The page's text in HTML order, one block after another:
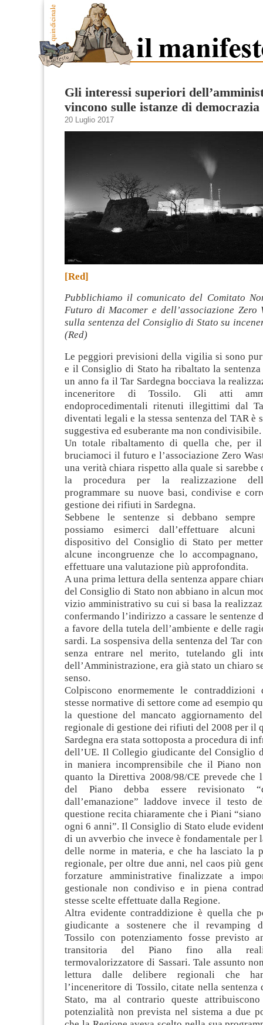
Gli interessi superiori
vincono sulle istanze di
20 Luglio 2017
[Red]
Pubblichiamo il comunicato del Comitato
Futuro di Macomer e dell’associazione Zero
sulla sentenza del Consiglio di Stato su
(Red)
Le peggiori previsioni della vigilia si sono
e il Consiglio di Stato ha ribaltato la
un anno fa il Tar Sardegna bocciava la
inceneritore di Tossilo. Gli atti
endoprocedimentali ritenuti illegittimi dal
diventati legali e la stessa sentenza del TAR è
suggestiva ed esuberante ma non condivisibile.
Un totale ribaltamento di quella che, per
bruciamoci il futuro e l’associazione Zero
una verità chiara rispetto alla quale si sarebbe
la procedura per la realizzazione
programmare su nuove basi, condivise e
gestione dei rifiuti in Sardegna.
Sebbene le sentenze si debbano sempre
possiamo esimerci dall’effettuare
dispositivo del Consiglio di Stato per
alcune incongruenze che lo
effettuare una valutazione più approfondita.
A una prima lettura della sentenza appare
del Consiglio di Stato non abbiano in alcun
vizio amministrativo su cui si basa la
confermando l’indirizzo a cassare le sentenze
a favore della tutela dell’ambiente e delle
sardi. La sospensiva della sentenza del Tar
senza entrare nel merito, tutelando gli
dell’Amministrazione, era già stato un chiaro
senso.
Colpiscono enormemente le
stesse normative di settore come ad esempio
la questione del mancato aggiornamento
regionale di gestione dei rifiuti del 2008 per il
Sardegna era stata sottoposta a procedura di
dell’UE. Il Collegio giudicante del Consiglio
in maniera incomprensibile che il Piano
quanto la Direttiva 2008/98/CE prevede che
del Piano debba essere revisionato
dall’emanazione” laddove invece il testo
questione recita chiaramente che i Piani
ogni 6 anni”. Il Consiglio di Stato elude
di un avverbio che invece è fondamentale per
delle norme in materia, e che ha lasciato la
regionale, per oltre due anni, nel caos più
forzature amministrative finalizzate a
gestionale non condiviso e in piena
stesse scelte effettuate dalla Regione.
Altra evidente contraddizione è quella che
giudicante a sostenere che il revamping
Tossilo con potenziamento fosse previsto
transitoria del Piano fino alla
termovalorizzatore di Sassari. Tale assunto
lettura dalle delibere regionali che
l’inceneritore di Tossilo, citate nella
Stato, ma al contrario queste
potenzialità non prevista nel sistema a due